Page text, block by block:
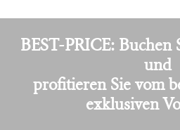
BEST-PRICE: Buchen
und
profitieren Sie vom
exklusiven